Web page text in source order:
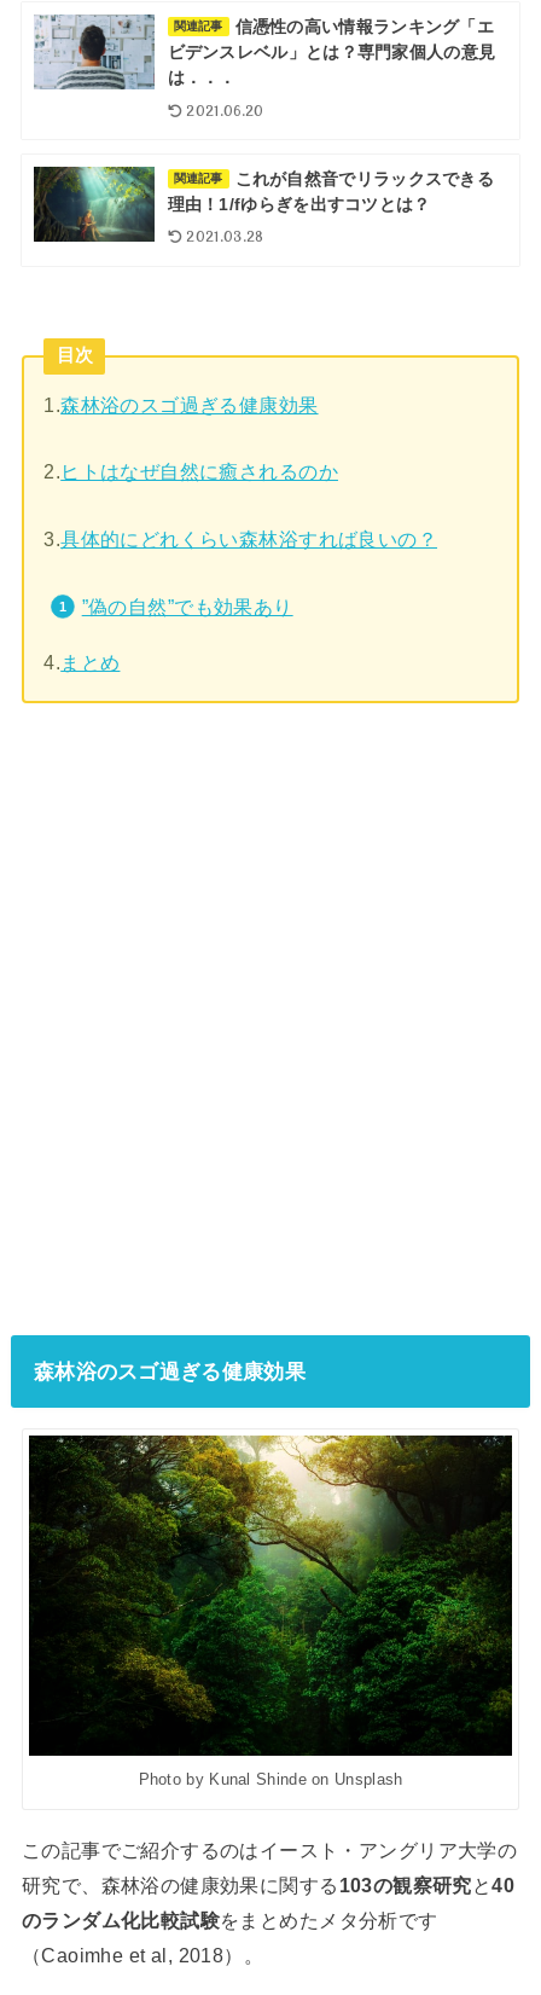
関連記事
信憑性の高い情報ランキング「エ
ビデンスレベル」とは？専門家個人の意見
は．．．
2021.06.20
関連記事
これが自然音でリラックスできる
理由！1/fゆらぎを出すコツとは？
2021.03.28
目次
1.森林浴のスゴ過ぎる健康効果
2. ヒトはなぜ自然に癒されるのか
3.具体的にどれくらい森林浴すれば良いの？
”偽の自然”でも効果あり
4. まとめ
森林浴のスゴ過ぎる健康効果
Photo by Kunal Shinde on Unsplash
この記事でご紹介するのはイースト・アングリア大学の
研究で、森林浴の健康効果に関する 103の観察研究と40
のランダム化比較試験をまとめたメタ分析です
（Caoimhe et al, 2018）。